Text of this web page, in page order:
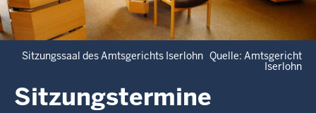
Sitzungssaal des Amtsgerichts Iserlohn Quelle: Amtsgericht
Iserlohn
Sitzungstermine